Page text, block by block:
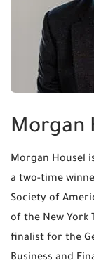
Morgan
Morgan Housel
a two-time
Society of
of the New York
finalist for the
Business and